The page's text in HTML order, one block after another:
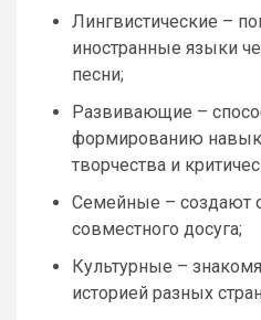
Лингвистические –
иностранные языки
песни;
Развивающие –
формированию
творчества и
Семейные – создают
совместного досуга;
Культурные –
историей разных